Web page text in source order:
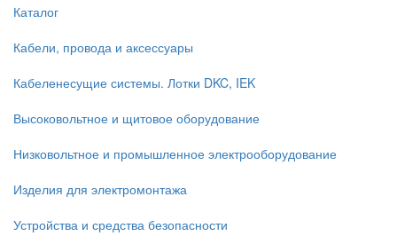
Каталог
Кабели, провода и аксессуары
Кабеленесущие системы. Лотки DKC, IEK
Высоковольтное и щитовое оборудование
Низковольтное и промышленное электрооборудование
Изделия для электромонтажа
Устройства и средства безопасности